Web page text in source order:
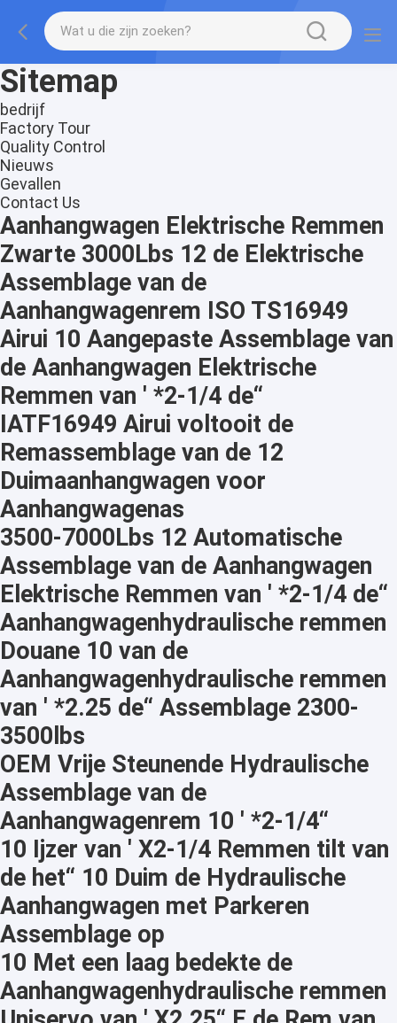
Sitemap
bedrijf
Factory Tour
Quality Control
Nieuws
Gevallen
Contact Us
Aanhangwagen Elektrische Remmen
Zwarte 3000Lbs 12 de Elektrische
Assemblage van de
Aanhangwagenrem ISO TS16949
Airui 10 Aangepaste Assemblage van
de Aanhangwagen Elektrische
Remmen van ' *2-1/4 de“
IATF16949 Airui voltooit de
Remassemblage van de 12
Duimaanhangwagen voor
Aanhangwagenas
3500-7000Lbs 12 Automatische
Assemblage van de Aanhangwagen
Elektrische Remmen van ' *2-1/4 de“
Aanhangwagenhydraulische remmen
Douane 10 van de
Aanhangwagenhydraulische remmen
van ' *2.25 de“ Assemblage 2300-
3500lbs
OEM Vrije Steunende Hydraulische
Assemblage van de
Aanhangwagenrem 10 ' *2-1/4“
10 Ijzer van ' X2-1/4 Remmen tilt van
de het“ 10 Duim de Hydraulische
Aanhangwagen met Parkeren
Assemblage op
10 Met een laag bedekte de
Aanhangwagenhydraulische remmen